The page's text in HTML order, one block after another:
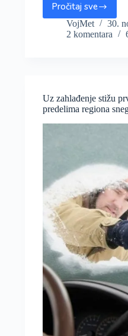
Pročitaj sve
Zagađenje
vazduha
ugrožava
zdravlje
VojMet
30.
2 komentara
Uz zahlađenje stižu
predelima regiona